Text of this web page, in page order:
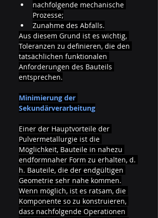
nachfolgende mechanische
Prozesse;
Zunahme des Abfalls.
Aus diesem Grund ist es wichtig,
Toleranzen zu definieren, die den
tatsächlichen funktionalen
Anforderungen des Bauteils
entsprechen.
Minimierung der
Sekundärverarbeitung
Einer der Hauptvorteile der
Pulvermetallurgie ist die
Möglichkeit, Bauteile in nahezu
endformnaher Form zu erhalten, d.
h. Bauteile, die der endgültigen
Geometrie sehr nahe kommen.
Wenn möglich, ist es ratsam, die
Komponente so zu konstruieren,
dass nachfolgende Operationen